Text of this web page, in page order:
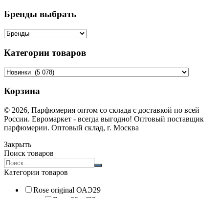
Бренды выбрать
Категории товаров
Корзина
© 2026, Парфюмерия оптом со склада с доставкой по всей
России. Евромаркет - всегда выгодно! Оптовый поставщик
парфюмерии. Оптовый склад, г. Москва
Закрыть
Поиск товаров
Search
products:
Категории товаров
Rose original ОАЭ29